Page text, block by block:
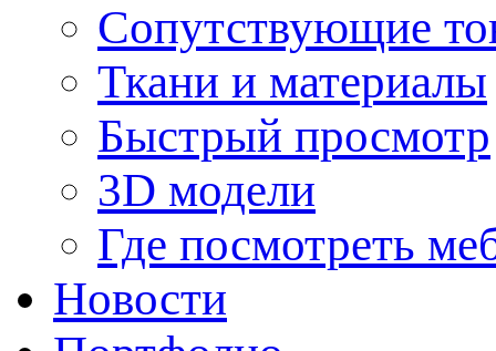
Сопутствующие
Ткани и материалы
Быстрый просмотр
3D модели
Где посмотреть
Новости